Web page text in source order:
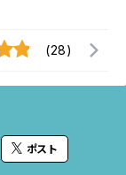
(28)
ポスト